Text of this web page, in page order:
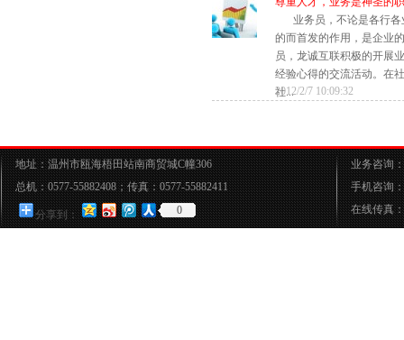
业务员，不论是各行
的而首发的作用，是企业
员，龙诚互联积极的开展
经验心得的交流活动。在
社...
2012/2/7 10:09:32
地址：温州市瓯海梧田站南商贸城C幢306
总机：0577-55882408；传真：0577-55882411
分享到： 0
业务咨询
手机咨询
在线传真